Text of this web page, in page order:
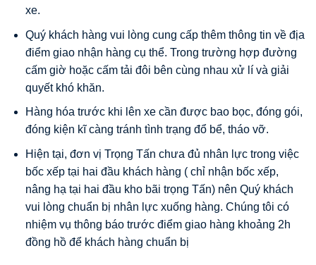
xe.
Quý khách hàng vui lòng cung cấp thêm thông tin về địa
điểm giao nhận hàng cụ thể. Trong trường hợp đường
cấm giờ hoặc cấm tải đôi bên cùng nhau xử lí và giải
quyết khó khăn.
Hàng hóa trước khi lên xe cần được bao bọc, đóng gói,
đóng kiện kĩ càng tránh tình trạng đổ bể, tháo vỡ.
Hiện tại, đơn vị Trọng Tấn chưa đủ nhân lực trong việc
bốc xếp tại hai đầu khách hàng ( chỉ nhận bốc xếp,
nâng hạ tại hai đầu kho bãi trọng Tấn) nên Quý khách
vui lòng chuẩn bị nhân lực xuống hàng. Chúng tôi có
nhiệm vụ thông báo trước điểm giao hàng khoảng 2h
đồng hồ để khách hàng chuẩn bị